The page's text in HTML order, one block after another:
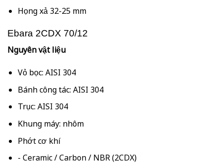
Họng xả 32-25 mm
Ebara 2CDX 70/12
Nguyên vật liệu
Vỏ bọc: AISI 304
Bánh công tác: AISI 304
Trục: AISI 304
Khung máy: nhôm
Phớt cơ khí
​- Ceramic / Carbon / NBR (2CDX)